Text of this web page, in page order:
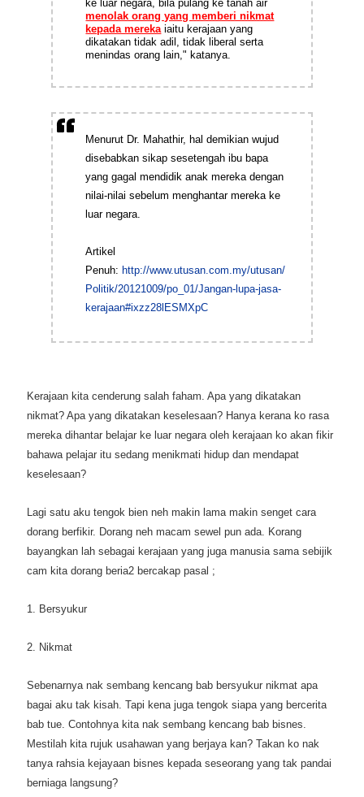
ke luar negara, bila pulang ke tanah air
menolak orang yang memberi nikmat
kepada mereka iaitu kerajaan yang
dikatakan tidak adil, tidak liberal serta
menindas orang lain," katanya.
Menurut Dr. Mahathir, hal demikian wujud
disebabkan sikap sesetengah ibu bapa
yang gagal mendidik anak mereka dengan
nilai-nilai sebelum menghantar mereka ke
luar negara.
Artikel
Penuh: http://www.utusan.com.my/utusan/
Politik/20121009/po_01/Jangan-lupa-jasa-
kerajaan#ixzz28lESMXpC
Kerajaan kita cenderung salah faham. Apa yang dikatakan
nikmat? Apa yang dikatakan keselesaan? Hanya kerana ko rasa
mereka dihantar belajar ke luar negara oleh kerajaan ko akan fikir
bahawa pelajar itu sedang menikmati hidup dan mendapat
keselesaan?
Lagi satu aku tengok bien neh makin lama makin senget cara
dorang berfikir. Dorang neh macam sewel pun ada. Korang
bayangkan lah sebagai kerajaan yang juga manusia sama sebijik
cam kita dorang beria2 bercakap pasal ;
1. Bersyukur
2. Nikmat
Sebenarnya nak sembang kencang bab bersyukur nikmat apa
bagai aku tak kisah. Tapi kena juga tengok siapa yang bercerita
bab tue. Contohnya kita nak sembang kencang bab bisnes.
Mestilah kita rujuk usahawan yang berjaya kan? Takan ko nak
tanya rahsia kejayaan bisnes kepada seseorang yang tak pandai
berniaga langsung?